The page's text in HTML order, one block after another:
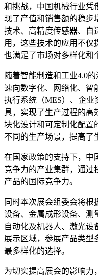
和挑战，中国机械行业凭
现了产值和销售额的稳步
技术、高精度传感器、自
用，这些技术的应用不仅
也满足了市场对多样化和
随着智能制造和工业4.0
速向数字化、网络化、智
执行系统（MES）、企业
具，实现了生产过程的高
块化设计和可定制化配置
不同的生产场景，提高了
在国家政策的支持下，中
竞争力的产业集群，通过
产品的国际竞争力。
同时本次展会组委会将
设备、金属成形设备、测
自动化及机器人、激光设
展示区域，参展产品类型
最多样化的选择。
为切实提高展会的影响力